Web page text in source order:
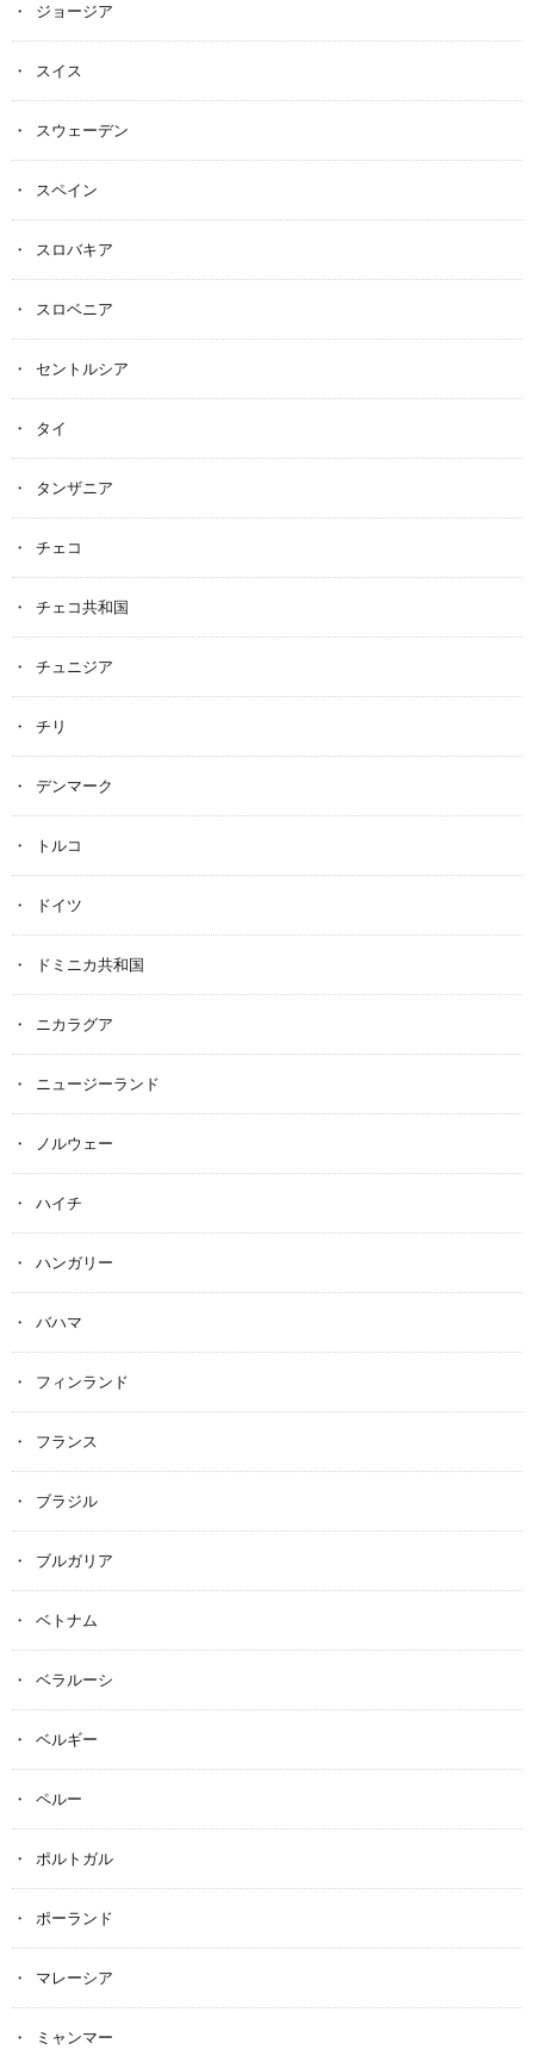
ジョージア
スイス
スウェーデン
スペイン
スロバキア
スロベニア
セントルシア
タイ
タンザニア
チェコ
チェコ共和国
チュニジア
チリ
デンマーク
トルコ
ドイツ
ドミニカ共和国
ニカラグア
ニュージーランド
ノルウェー
ハイチ
ハンガリー
バハマ
フィンランド
フランス
ブラジル
ブルガリア
ベトナム
ベラルーシ
ベルギー
ペルー
ポルトガル
ポーランド
マレーシア
ミャンマー